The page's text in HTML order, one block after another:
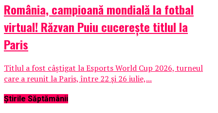
România, campioană mondială la fotbal
virtual! Răzvan Puiu cucerește titlul la
Paris
Titlul a fost câștigat la Esports World Cup 2026, turneul
care a reunit la Paris, între 22 și 26 iulie,...
Știrile Săptămânii